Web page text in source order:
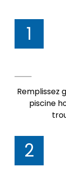
1
Remplissez
piscine
2